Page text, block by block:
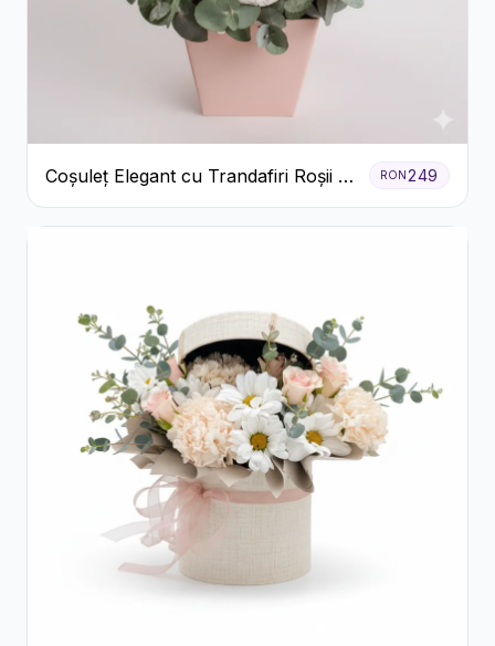
Coșuleț Elegant cu Trandafiri Roșii și
Lisianthus Alb
RON249